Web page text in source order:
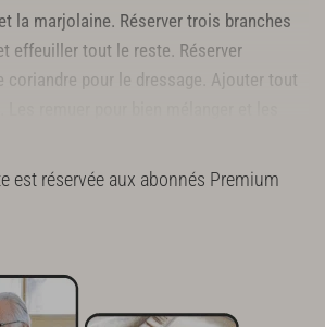
la marjolaine. Réserver trois branches
effeuiller tout le reste. Réserver
coriandre pour le dressage. Ajouter tout
est réservée aux abonnés Premium